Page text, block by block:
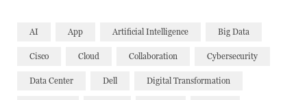
AI App Artificial Intelligence Big Data
Cisco Cloud Collaboration Cybersecurity
Data Center Dell Digital Transformation